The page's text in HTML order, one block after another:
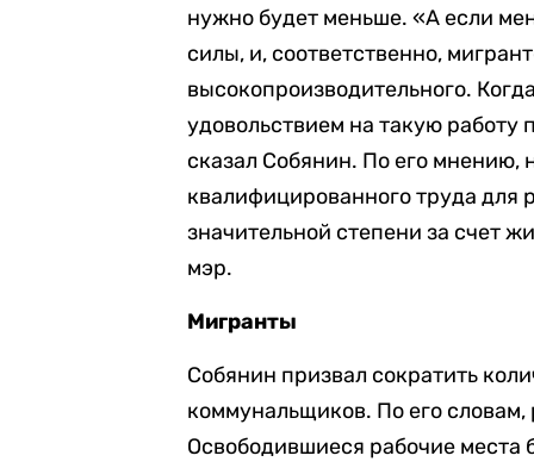
нужно будет меньше. «А если
силы, и, соответственно,
высокопроизводительного.
удовольствием на такую работу
сказал Собянин. По его мнению,
квалифицированного труда для
значительной степени за счет
мэр.
Мигранты
Собянин призвал сократить
коммунальщиков. По его словам,
Освободившиеся рабочие места